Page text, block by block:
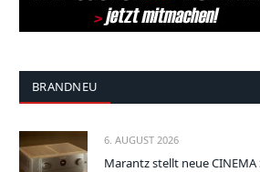
BRANDNEU
6. AUGUST 2026
Marantz stellt neue CINEMA